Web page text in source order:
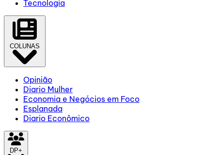
Tecnologia
COLUNAS
Opinião
Diario Mulher
Economia e Negócios em Foco
Esplanada
Diario Econômico
DP+